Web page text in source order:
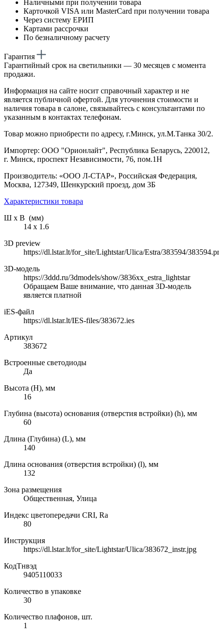
Наличными при получении товара
Карточкой VISA или MasterCard при получении товара
Через систему ЕРИП
Картами рассрочки
По безналичному расчету
Гарантия
Гарантийный срок на светильники — 30 месяцев с момента
продажи.
Информация на сайте носит справочный характер и не
является публичной офертой. Для уточнения стоимости и
наличия товара в салоне, связывайтесь с консультантами по
указанным в контактах телефонам.
Товар можно приобрести по адресу, г.Минск, ул.М.Танка 30/2.
Импортер: ООО "Орионлайт", Республика Беларусь, 220012,
г. Минск, проспект Независимости, 76, пом.1Н
Производитель: «ООО Л-СТАР», Российская Федерация,
Москва, 127349, Шенкурский проезд, дом 3Б
Характеристики товара
Ш х В (мм)
14 х 1.6
3D preview
https://dl.lstar.lt/for_site/Lightstar/Ulica/Estra/383594/
3D-модель
https://3ddd.ru/3dmodels/show/3836xx_estra_lightstar
Обращаем Ваше внимание, что данная 3D-модель
является платной
iES-файл
https://dl.lstar.lt/IES-files/383672.ies
Артикул
383672
Встроенные светодиоды
Да
Высота (H), мм
16
Глубина (высота) основания (отверстия встройки) (h), мм
60
Длина (Глубина) (L), мм
140
Длина основания (отверстия встройки) (l), мм
132
Зона размещения
Общественная, Улица
Индекс цветопередачи CRI, Ra
80
Инструкция
https://dl.lstar.lt/for_site/Lightstar/Ulica/383672_instr.jpg
КодТнвэд
9405110033
Количество в упаковке
30
Количество плафонов, шт.
1